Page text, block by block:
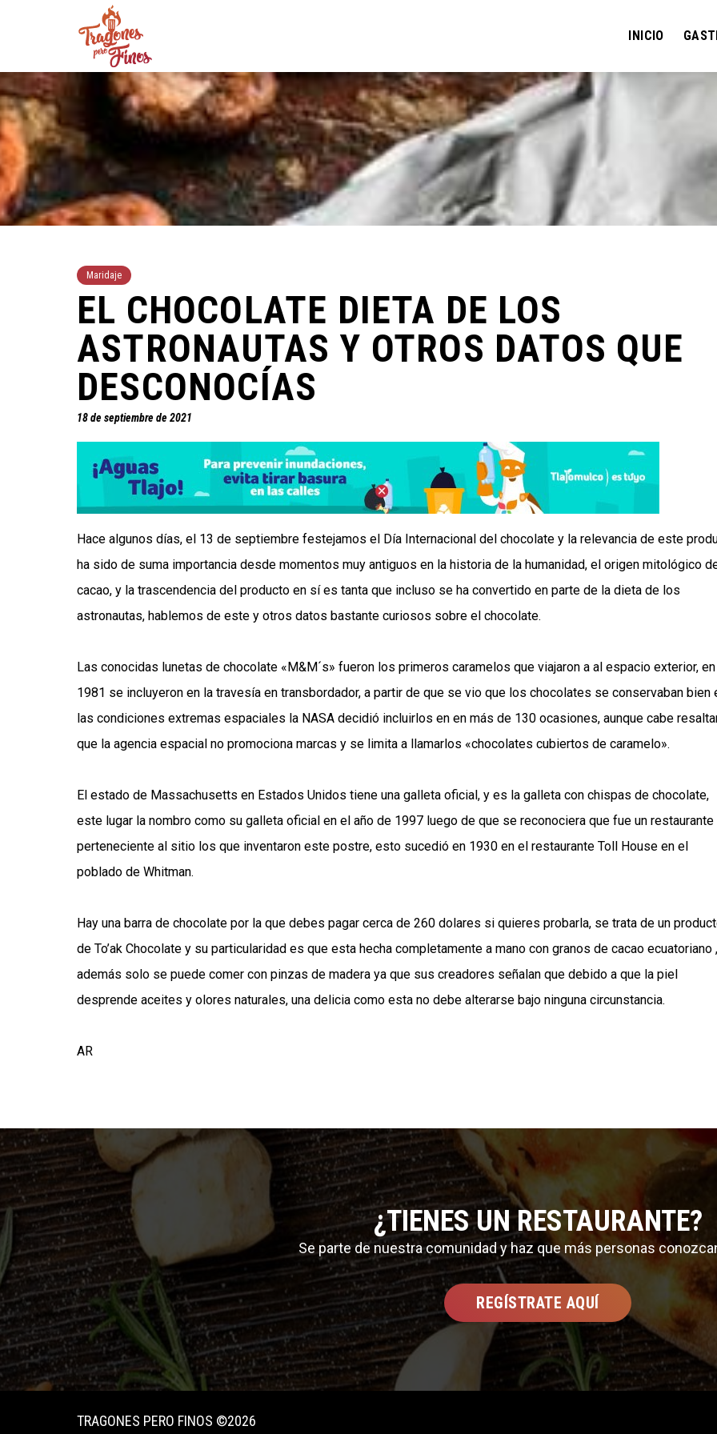
INICIO
Maridaje
EL CHOCOLATE DIETA DE LOS
ASTRONAUTAS Y OTROS DATOS QUE
DESCONOCÍAS
18 de septiembre de 2021
Hace algunos días, el 13 de septiembre festejamos el Día Internacional del chocolate y la relevancia de este
ha sido de suma importancia desde momentos muy antiguos en la historia de la humanidad, el origen mitológico
cacao, y la trascendencia del producto en sí es tanta que incluso se ha convertido en parte de la dieta de los
astronautas, hablemos de este y otros datos bastante curiosos sobre el chocolate.
Las conocidas lunetas de chocolate «M&M´s» fueron los primeros caramelos que viajaron a al espacio exterior, en
1981 se incluyeron en la travesía en transbordador, a partir de que se vio que los chocolates se conservaban bien
las condiciones extremas espaciales la NASA decidió incluirlos en en más de 130 ocasiones, aunque cabe
que la agencia espacial no promociona marcas y se limita a llamarlos «chocolates cubiertos de caramelo».
El estado de Massachusetts en Estados Unidos tiene una galleta oficial, y es la galleta con chispas de chocolate,
este lugar la nombro como su galleta oficial en el año de 1997 luego de que se reconociera que fue un restaurante
perteneciente al sitio los que inventaron este postre, esto sucedió en 1930 en el restaurante Toll House en el
poblado de Whitman.
Hay una barra de chocolate por la que debes pagar cerca de 260 dolares si quieres probarla, se trata de un
de To’ak Chocolate y su particularidad es que esta hecha completamente a mano con granos de cacao ecuatoriano ,
además solo se puede comer con pinzas de madera ya que sus creadores señalan que debido a que la piel
desprende aceites y olores naturales, una delicia como esta no debe alterarse bajo ninguna circunstancia.
AR
¿TIENES UN RESTAURANTE?
Se parte de nuestra comunidad y haz que más personas
REGÍSTRATE AQUÍ
TRAGONES PERO FINOS ©2026